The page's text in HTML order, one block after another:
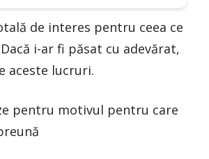
de interes pentru ceea ce
i-ar fi păsat cu adevărat,
aceste lucruri.
pentru motivul pentru care